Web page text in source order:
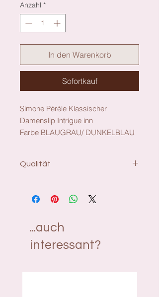
Anzahl *
In den Warenkorb
Sofortkauf
Simone Pérèle Klassischer
Damenslip Intrigue inn
Farbe BLAUGRAU/ DUNKELBLAU
Qualität
Polyester, 11% Elasthan, 5%
Baumwolle
...auch
interessant?